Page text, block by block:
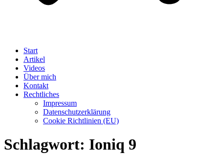
Start
Artikel
Videos
Über mich
Kontakt
Rechtliches
Impressum
Datenschutzerklärung
Cookie Richtlinien (EU)
Schlagwort: Ioniq 9